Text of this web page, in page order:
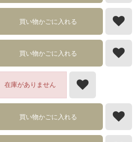
買い物かごに入れる
買い物かごに入れる
在庫がありません
買い物かごに入れる